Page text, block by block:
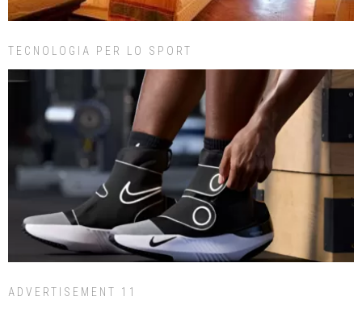
TECNOLOGIA PER LO SPORT
ADVERTISEMENT 11